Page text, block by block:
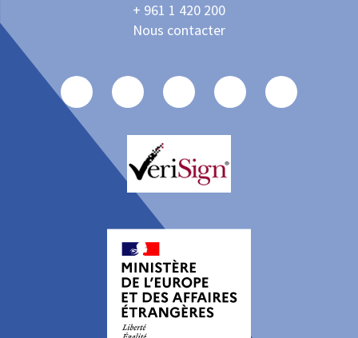
+ 961 1 420 200
Nous contacter